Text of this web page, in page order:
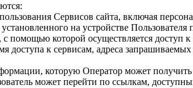
Сервисов сайта, включая
на устройстве Пользователя
помощью которой осуществляется доступ к
доступа к сервисам, адреса
которую Оператор может получить
может перейти по ссылкам,